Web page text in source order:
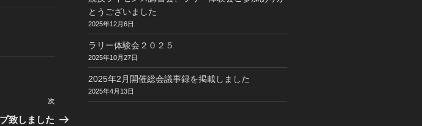
の
次
致しました
とうございました
2025年12月6日
ラリー体験会２０２５
2025年10月27日
2025年2月開催総会議事録を掲載しました
2025年4月13日